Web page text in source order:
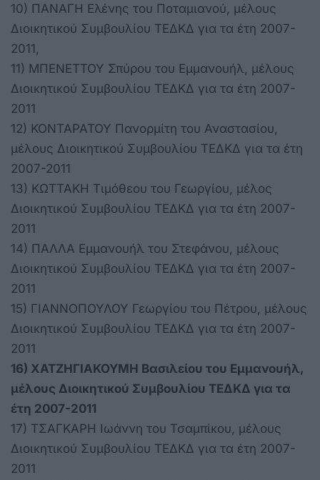
10) ΠΑΝΑΓΗ Ελένης του Ποταμιανού, μέλους
Διοικητικού Συμβουλίου ΤΕΔΚΔ για τα έτη 2007-
2011,
11) ΜΠΕΝΕΤΤΟΥ Σπύρου του Εμμανουήλ, μέλους
Διοικητικού Συμβουλίου ΤΕΔΚΔ για τα έτη 2007-
2011
12) ΚΟΝΤΑΡΑΤΟΥ Πανορμίτη του Αναστασίου,
μέλους Διοικητικού Συμβουλίου ΤΕΔΚΔ για τα έτη
2007-2011
13) ΚΩΤΤΑΚΗ Τιμόθεου του Γεωργίου, μέλος
Διοικητικού Συμβουλίου ΤΕΔΚΔ για τα έτη 2007-
2011
14) ΠΑΛΛΑ Εμμανουήλ του Στεφάνου, μέλους
Διοικητικού Συμβουλίου ΤΕΔΚΔ για τα έτη 2007-
2011
15) ΓΙΑΝΝΟΠΟΥΛΟΥ Γεωργίου του Πέτρου, μέλους
Διοικητικού Συμβουλίου ΤΕΔΚΔ για τα έτη 2007-
2011
16) ΧΑΤΖΗΓΙΑΚΟΥΜΗ Βασιλείου του Εμμανουήλ,
μέλους Διοικητικού Συμβουλίου ΤΕΔΚΔ για τα
έτη 2007-2011
17) ΤΣΑΓΚΑΡΗ Ιωάννη του Τσαμπίκου, μέλους
Διοικητικού Συμβουλίου ΤΕΔΚΔ για τα έτη 2007-
2011